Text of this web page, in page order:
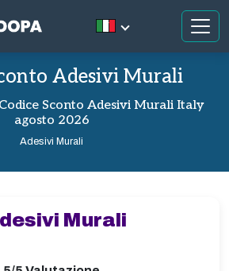
Adesivi Murali
Sconto Adesivi Murali Italy
agosto 2026
Adesivi Murali
Murali